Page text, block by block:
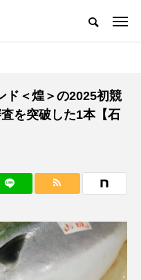
ド＜煌＞の2025初競
を突破した1本【石